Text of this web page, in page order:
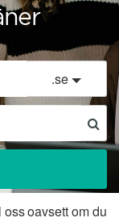
.se
oavsett om du